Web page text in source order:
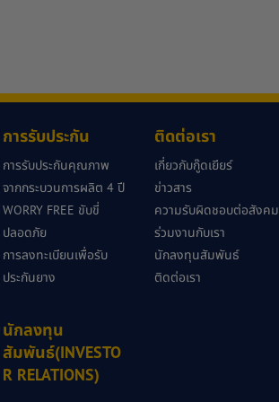
การรับประกัน
การรับประกันคุณภาพ
จากกระบวนการผลิต 4 ปี
WORRY FREE ขับขี่
ปลอดภัย
การลงทะเบียนเพื่อรับ
ประกันยาง
นักลงทุน
สัมพันธ์(INVESTO
R RELATIONS)
ติดต่อเรา
เกี่ยวกับกู๊ดเยียร์
ข่าวสาร
ความรับผิดชอบต่อสังคม
ร่วมงานกับเรา
นักลงทุนสัมพันธ์
ติดต่อเรา